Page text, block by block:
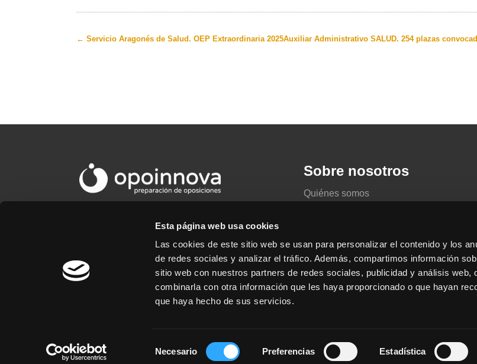
Esta página web usa cookies
Las cookies de este sitio web se usan para personalizar el contenido y los
de redes sociales y analizar el tráfico. Además, compartimos información
sitio web con nuestros partners de redes sociales, publicidad y análisis web,
combinarla con otra información que les haya proporcionado o que hayan
que haya hecho de sus servicios.
Necesario Preferencias Estadística
←Servicio Aragonés de Salud. OEP Extraordinaria 2025Auxiliar Administrativo SALUD. 254 plazas
Sobre nosotros
Quiénes somos
© Opoinnova | Web realizada por diseño web Zaragoza Café con Web